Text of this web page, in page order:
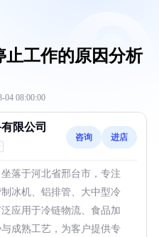
止工作的原因分析
04 08:00:00
限公司
咨询 进店
落于河北省邢台市，专注
冰机、铝排管、大中型冷
应用于冷链物流、食品加
成熟工艺，为客户提供专